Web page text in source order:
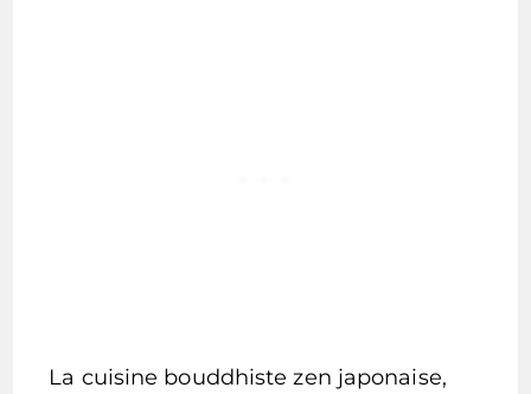
La cuisine bouddhiste zen japonaise,